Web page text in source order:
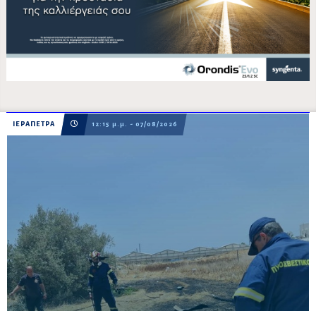
ΙΕΡΑΠΕΤΡΑ 12:15 μ.μ. - 07/08/2026